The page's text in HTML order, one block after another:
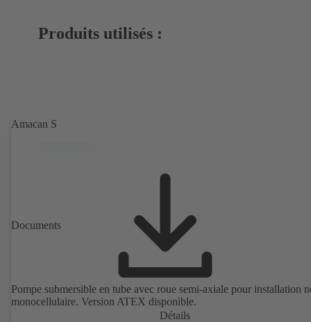
Produits utilisés :
Amacan S
Documents
Pompe submersible en tube avec roue semi-axiale pour installation
monocellulaire. Version ATEX disponible.
Détails